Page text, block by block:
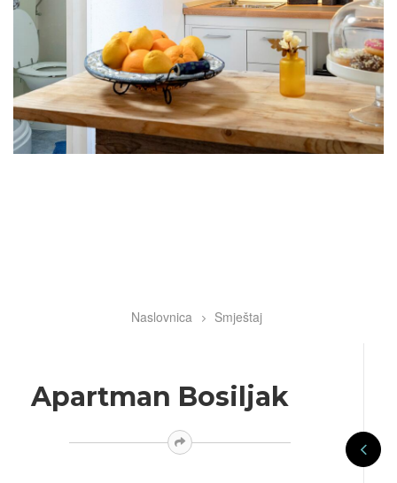
BreadcrumbNaslovnica Smještaj
Apartman Bosiljak